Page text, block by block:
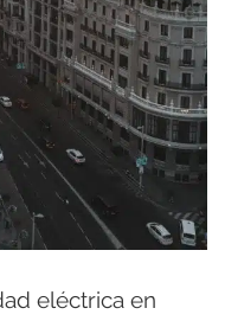
eléctrica en